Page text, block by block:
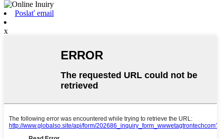
Poslať email
x